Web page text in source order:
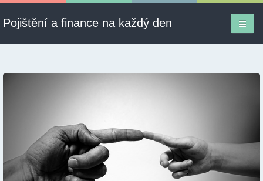
Pojištění a finance na každý den
Půjčky
Ekonomika